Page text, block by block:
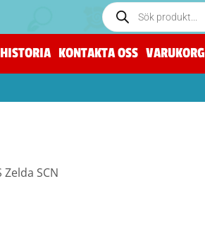
HISTORIA KONTAKTA OSS VARUKORG